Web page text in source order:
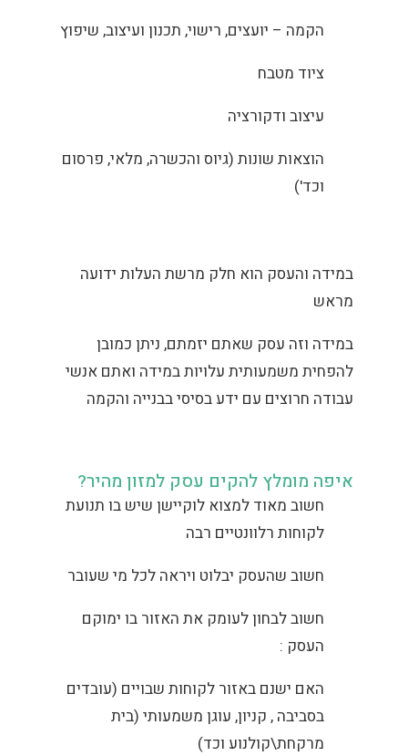
הקמה – יועצים, רישוי, תכנון ועיצוב, שיפוץ
ציוד מטבח
עיצוב ודקורציה
הוצאות שונות (גיוס והכשרה, מלאי, פרסום
וכד')
במידה והעסק הוא חלק מרשת העלות ידועה
מראש
במידה וזה עסק שאתם יזמתם, ניתן כמובן
להפחית משמעותית עלויות במידה ואתם אנשי
עבודה חרוצים עם ידע בסיסי בבנייה והקמה
איפה מומלץ להקים עסק למזון מהיר?
חשוב מאוד למצוא לוקיישן שיש בו תנועת
לקוחות רלוונטיים רבה
חשוב שהעסק יבלוט ויראה לכל מי שעובר
חשוב לבחון לעומק את האזור בו ימוקם
העסק :
האם ישנם באזור לקוחות שבויים (עובדים
בסביבה , קניון, עוגן משמעותי (בית
מרקחת\קולנוע וכד)